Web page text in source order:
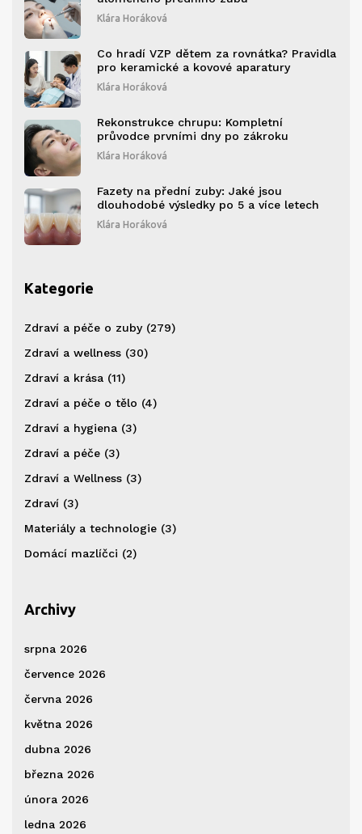
Klára Horáková
Co hradí VZP dětem za rovnátka? Pravidla
pro keramické a kovové aparatury
Klára Horáková
Rekonstrukce chrupu: Kompletní
průvodce prvními dny po zákroku
Klára Horáková
Fazety na přední zuby: Jaké jsou
dlouhodobé výsledky po 5 a více letech
Klára Horáková
Kategorie
Zdraví a péče o zuby (279)
Zdraví a wellness (30)
Zdraví a krása (11)
Zdraví a péče o tělo (4)
Zdraví a hygiena (3)
Zdraví a péče (3)
Zdraví a Wellness (3)
Zdraví (3)
Materiály a technologie (3)
Domácí mazlíčci (2)
Archivy
srpna 2026
července 2026
června 2026
května 2026
dubna 2026
března 2026
února 2026
ledna 2026